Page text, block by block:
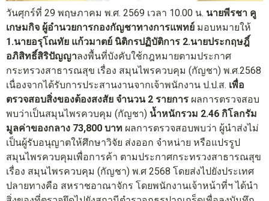
วันศุกร์ที่ 29 พฤษภาคม พ.ศ. 2569 เวลา 10.00 น. นายพีรชา คู
เกษมกิจ ผู้อำนวยการกองกัญชาทางการแพทย์ มอบหมายให้
1.นายอรุโณทัย แก้วมาตย์ นิติกรปฏิบัติการ 2.นายประกฤษฎิ์
อภิสิทธิ์สิริปัญญาลงพื้นที่บังคับใช้กฎหมายตามประกาศ
กระทรวงสาธารณสุข เรื่อง สมุนไพรควบคุม (กัญชา) พ.ศ.2568
เนื่องจากได้รับการประสานงานจากเจ้าพนักงาน ป.ป.ส. เพื่อ
ตรวจสอบสิ่งของต้องสงสัย จำนวน 2 รายการ ผลการตรวจสอบ
พบว่าเป็นสมุนไพรควบคุม (กัญชา) น้ำหนักรวม 2.46 กิโลกรัม
มูลค่าของกลาง 73,800 บาท ผลการตรวจสอบพบว่า ผู้นำส่งไม่
เป็นผู้รับอนุญาตให้ศึกษาวิจัย ส่งออก จำหน่าย หรือแปรรูป
สมุนไพรควบคุมเพื่อการค้า ตามประกาศกระทรวงสาธารณสุข
เรื่อง สมุนไพรควบคุม (กัญชา) พ.ศ 2568 โดยส่งไปยังประเทศ
ปลายทางคือ สหราชอาณาจักร โดยพนักงานเจ้าหน้าที่ฯ ได้นำ